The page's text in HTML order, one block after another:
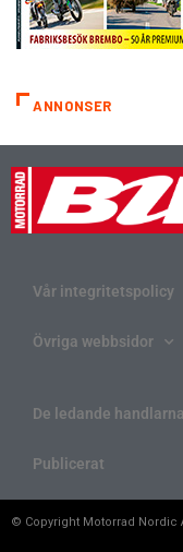
ANNONSER
Vår integritetspolicy
Övriga webbsidor
De ledande handlarna
Publicerat
© Copyright Motorrad Nordic